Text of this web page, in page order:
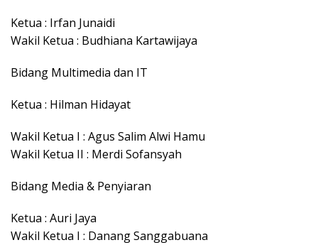
Ketua : Irfan Junaidi
Wakil Ketua : Budhiana Kartawijaya
Bidang Multimedia dan IT
Ketua : Hilman Hidayat
Wakil Ketua I : Agus Salim Alwi Hamu
Wakil Ketua II : Merdi Sofansyah
Bidang Media & Penyiaran
Ketua : Auri Jaya
Wakil Ketua I : Danang Sanggabuana